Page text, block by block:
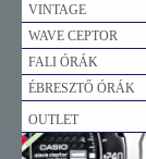
VINTAGE
WAVE CEPTOR
FALI ÓRÁK
ÉBRESZTŐ ÓRÁK
OUTLET